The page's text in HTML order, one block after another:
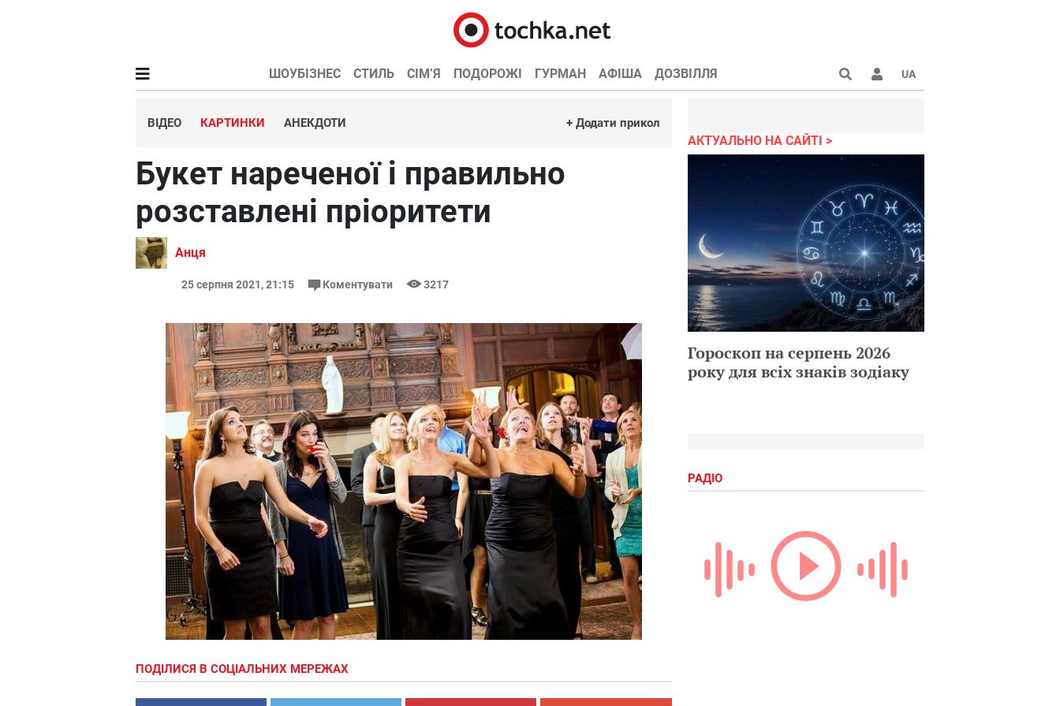
ШОУБІЗНЕС СТИЛЬ СІМ’Я ПОДОРОЖІ ГУРМАН АФІША ДОЗВІЛЛЯ UA
ВІДЕО КАРТИНКИ АНЕКДОТИ + Додати прикол
Букет нареченої і правильно
розставлені пріоритети
Анця
25 серпня 2021, 21:15 Коментувати 3217
ПОДІЛИСЯ В СОЦІАЛЬНИХ МЕРЕЖАХ
АКТУАЛЬНО НА САЙТІ
Гороскоп на серпень 2026
року для всіх знаків зодіаку
РАДІО